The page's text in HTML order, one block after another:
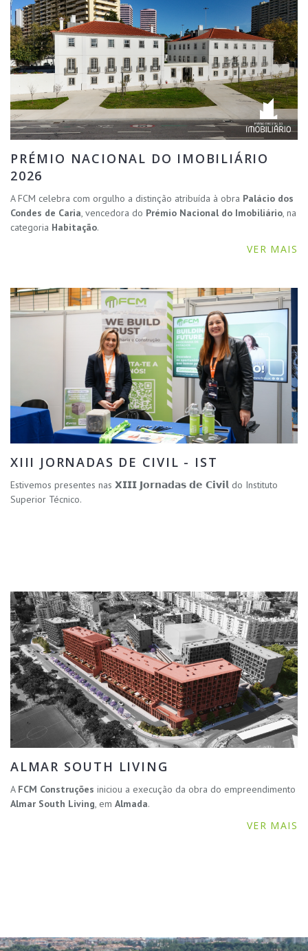
PRÉMIO NACIONAL DO IMOBILIÁRIO
2026
A FCM celebra com orgulho a distinção atribuída à obra Palácio dos
Condes de Caria, vencedora do Prémio Nacional do Imobiliário, na
categoria Habitação.
VER MAIS
XIII JORNADAS DE CIVIL - IST
Estivemos presentes nas 𝗫𝗜𝗜𝗜 𝗝𝗼𝗿𝗻𝗮𝗱𝗮𝘀 𝗱𝗲 𝗖𝗶𝘃𝗶𝗹 do Instituto
Superior Técnico.
ALMAR SOUTH LIVING
A FCM Construções iniciou a execução da obra do empreendimento
Almar South Living, em Almada.
VER MAIS